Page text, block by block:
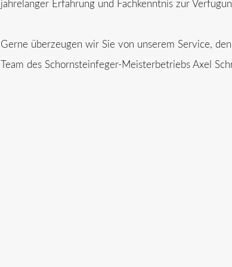
jahrelanger Erfahrung und Fachkenntnis zur
Gerne überzeugen wir Sie von unserem Service,
Team des Schornsteinfeger-Meisterbetriebs Axel